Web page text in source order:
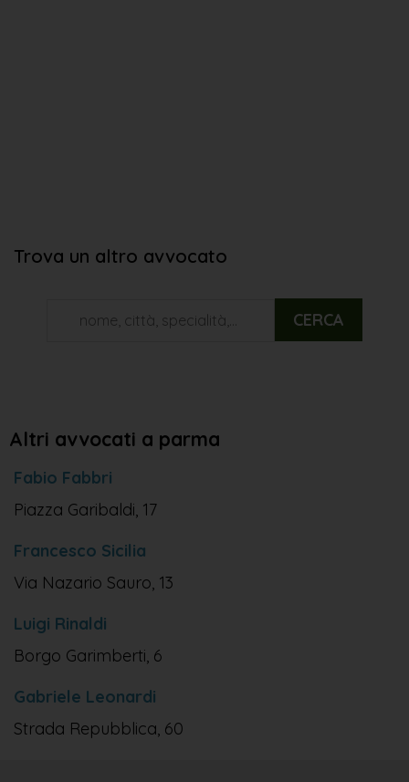
Trova un altro avvocato
CERCA
Altri avvocati a parma
Fabio Fabbri
Piazza Garibaldi, 17
Francesco Sicilia
Via Nazario Sauro, 13
Luigi Rinaldi
Borgo Garimberti, 6
Gabriele Leonardi
Strada Repubblica, 60